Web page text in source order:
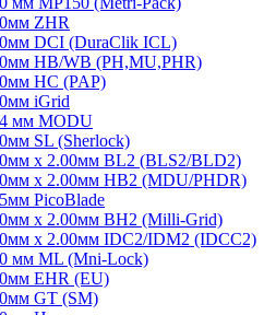
ZHR
DCI (DuraClik ICL)
HB/WB (PH,MU,PHR)
HC (PAP)
iGrid
мм MODU
SL (Sherlock)
x 2.00мм BL2 (BLS2/BLD2)
x 2.00мм HB2 (MDU/PHDR)
PicoBlade
х 2.00мм BH2 (Milli-Grid)
х 2.00мм IDC2/IDM2 (IDCC2)
мм ML (Mni-Lock)
EHR (EU)
GT (SM)